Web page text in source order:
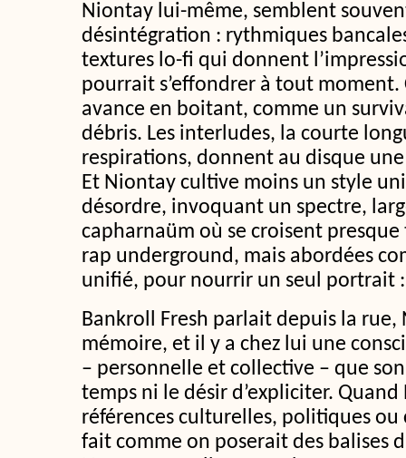
Niontay lui-même, semblent
désintégration : rythmiques
textures lo-fi qui donnent
pourrait s’effondrer à tout moment.
avance en boitant, comme un
débris. Les interludes, la courte
respirations, donnent au disque
Et Niontay cultive moins un style
désordre, invoquant un spectre,
capharnaüm où se croisent
rap underground, mais abordées
unifié, pour nourrir un seul portrait
Bankroll Fresh parlait depuis la
mémoire, et il y a chez lui une
– personnelle et collective – que
temps ni le désir d’expliciter. Quand
références culturelles, politiques
fait comme on poserait des balises